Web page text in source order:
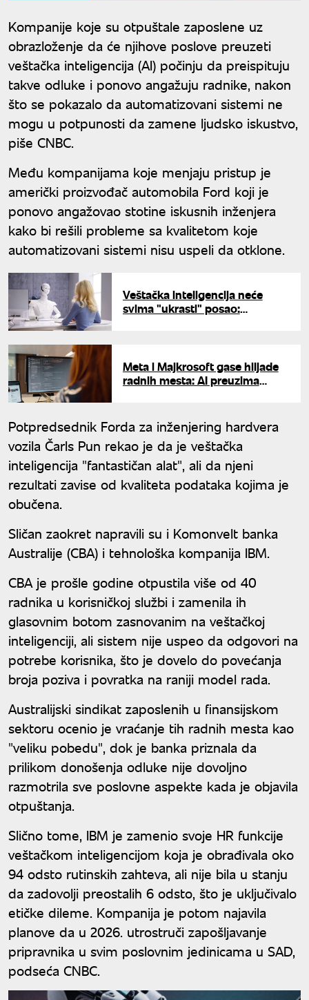
Kompanije koje su otpuštale zaposlene uz
obrazloženje da će njihove poslove preuzeti
veštačka inteligencija (AI) počinju da preispituju
takve odluke i ponovo angažuju radnike, nakon
što se pokazalo da automatizovani sistemi ne
mogu u potpunosti da zamene ljudsko iskustvo,
piše CNBC.
Među kompanijama koje menjaju pristup je
američki proizvođač automobila Ford koji je
ponovo angažovao stotine iskusnih inženjera
kako bi rešili probleme sa kvalitetom koje
automatizovani sistemi nisu uspeli da otklone.
Veštačka inteligencija neće
svima "ukrasti" posao:
Meta i Majkrosoft gase hiljade
radnih mesta: AI preuzima
Potpredsednik Forda za inženjering hardvera
vozila Čarls Pun rekao je da je veštačka
inteligencija "fantastičan alat", ali da njeni
rezultati zavise od kvaliteta podataka kojima je
obučena.
Sličan zaokret napravili su i Komonvelt banka
Australije (CBA) i tehnološka kompanija IBM.
CBA je prošle godine otpustila više od 40
radnika u korisničkoj službi i zamenila ih
glasovnim botom zasnovanim na veštačkoj
inteligenciji, ali sistem nije uspeo da odgovori na
potrebe korisnika, što je dovelo do povećanja
broja poziva i povratka na raniji model rada.
Australijski sindikat zaposlenih u finansijskom
sektoru ocenio je vraćanje tih radnih mesta kao
"veliku pobedu", dok je banka priznala da
prilikom donošenja odluke nije dovoljno
razmotrila sve poslovne aspekte kada je objavila
otpuštanja.
Slično tome, IBM je zamenio svoje HR funkcije
veštačkom inteligencijom koja je obrađivala oko
94 odsto rutinskih zahteva, ali nije bila u stanju
da zadovolji preostalih 6 odsto, što je uključivalo
etičke dileme. Kompanija je potom najavila
planove da u 2026. utrostruči zapošljavanje
pripravnika u svim poslovnim jedinicama u SAD,
podseća CNBC.